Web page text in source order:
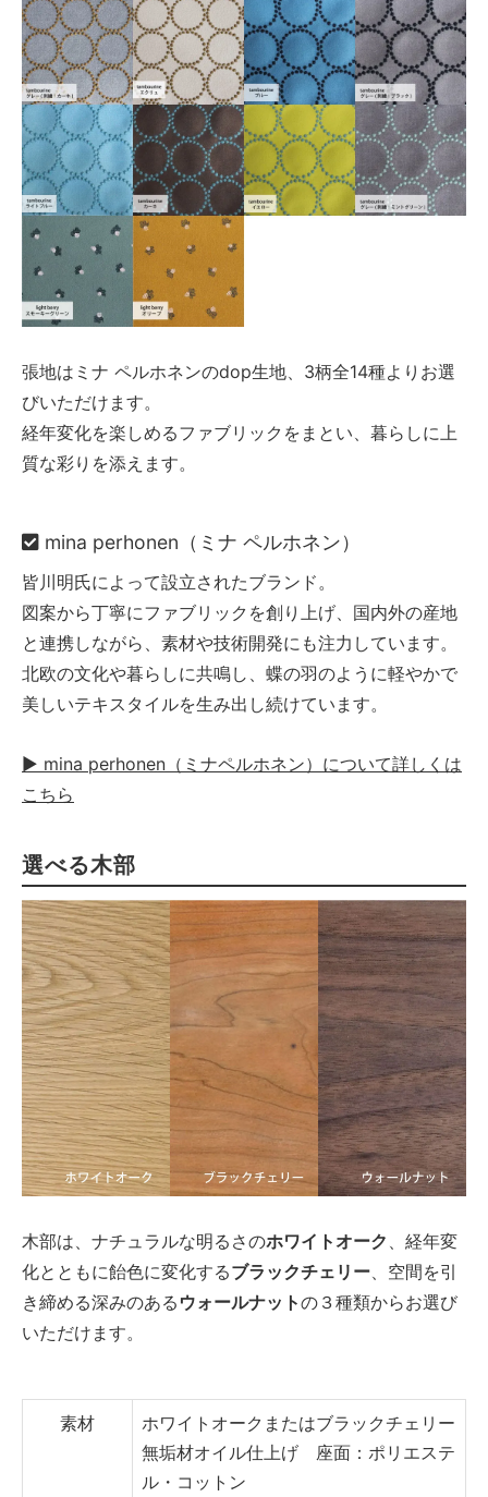
張地はミナ ペルホネンのdop生地、3柄全14種よりお選
びいただけます。
経年変化を楽しめるファブリックをまとい、暮らしに上
質な彩りを添えます。
mina perhonen（ミナ ペルホネン）
皆川明氏によって設立されたブランド。
図案から丁寧にファブリックを創り上げ、国内外の産地
と連携しながら、素材や技術開発にも注力しています。
北欧の文化や暮らしに共鳴し、蝶の羽のように軽やかで
美しいテキスタイルを生み出し続けています。
▶ mina perhonen（ミナペルホネン）について詳しくは
こちら
選べる木部
木部は、ナチュラルな明るさのホワイトオーク 、経年変
化とともに飴色に変化するブラックチェリー、空間を引
き締める深みのある ウォールナットの３種類からお選び
いただけます。
素材
ホワイトオークまたはブラックチェリー
無垢材オイル仕上げ 座面：ポリエステ
ル・コットン